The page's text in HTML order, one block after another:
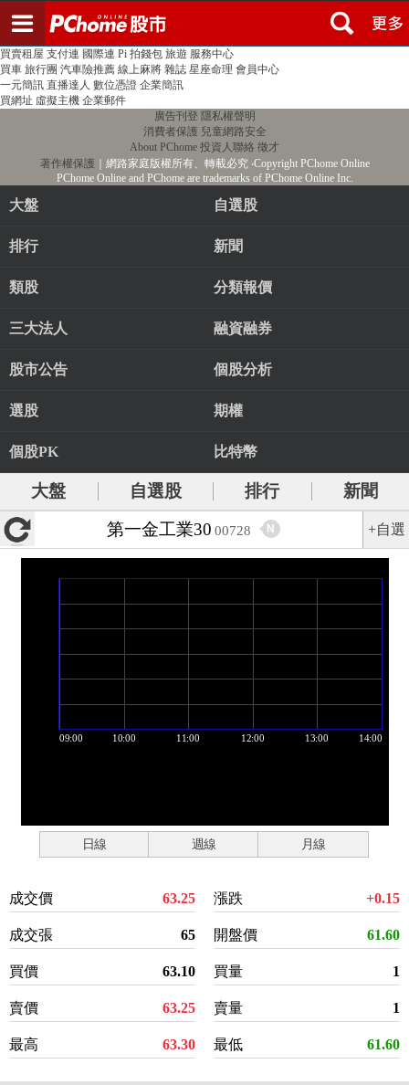
PChome首頁 線上購物 24h購物 書店
買賣租屋 支付連 國際連 Pi 拍錢包 旅遊 服務中心
買車 旅行團 汽車險推薦 線上麻將 雜誌 星座命理 會員中心
一元簡訊 直播達人 數位憑證 企業簡訊
買網址 虛擬主機 企業郵件
廣告刊登 隱私權聲明
消費者保護 兒童網路安全
About PChome 投資人聯絡 徵才
著作權保護 ｜網路家庭版權所有、轉載必究‧Copyright PChome Online
PChome Online and PChome are trademarks of PChome Online Inc.
大盤 自選股
排行 新聞
類股 分類報價
三大法人 融資融券
股市公告 個股分析
選股 期權
個股PK 比特幣
大盤 自選股 排行
新聞
第一金工業30 00728 N +自選
日線 週線 月線
成交價 63.25
成交張 65
買價 63.10
賣價 63.25
最高 63.30
漲跌 +0.15
開盤價 61.60
買量 1
賣量 1
最低 61.60